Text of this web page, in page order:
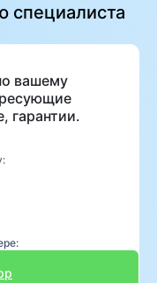
специалиста
вашему
гарантии.